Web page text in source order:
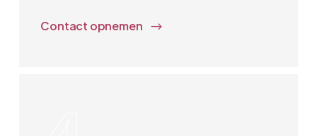
Contact opnemen $